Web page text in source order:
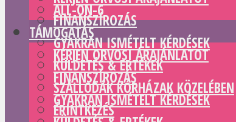
FINANSZÍROZÁS
GYAKRAN ISMÉTELT KÉRDÉSEK
KÜLDETÉS & ERTÉKEK
SZÁLLODÁK KÓRHÁZAK KÖZELÉBEN
ÉRINTKEZÉS
ALL-ON-6
TÁMOGATÁS
KÉRJEN ORVOSI ÁRAJÁNLATOT
FINANSZÍROZÁS
GYAKRAN ISMÉTELT KÉRDÉSEK